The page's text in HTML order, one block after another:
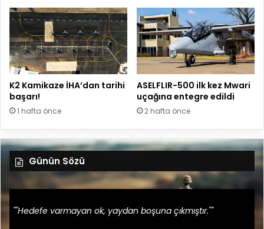
K2 Kamikaze İHA’dan tarihi
başarı!
1 hafta önce
ASELFLIR-500 ilk kez Mwari
uçağına entegre edildi
2 hafta önce
Günün Sözü
""Hedefe varmayan ok, yaydan boşuna çıkmıştır.""